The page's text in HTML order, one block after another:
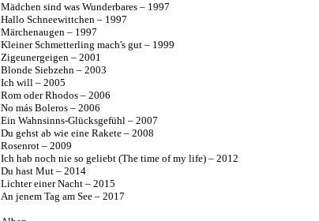
Mädchen sind was Wunderbares – 1997
Hallo Schneewittchen – 1997
Märchenaugen – 1997
Kleiner Schmetterling mach's gut – 1999
Zigeunergeigen – 2001
Blonde Siebzehn – 2003
Ich will – 2005
Rom oder Rhodos – 2006
No más Boleros – 2006
Ein Wahnsinns-Glücksgefühl – 2007
Du gehst ab wie eine Rakete – 2008
Rosenrot – 2009
Ich hab noch nie so geliebt (The time of my life) – 2012
Du hast Mut – 2014
Lichter einer Nacht – 2015
An jenem Tag am See – 2017